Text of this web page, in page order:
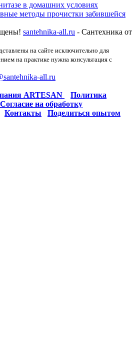
в домашних условиях
методы прочистки забившейся
santehnika-all.ru - Сантехника от
на сайте исключительно для
на практике нужна консультация с
all.ru
ARTESAN
Политика
Согласие на обработку
Контакты Поделиться опытом